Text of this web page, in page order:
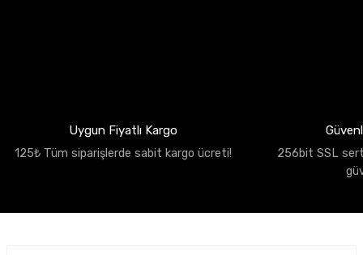
Uygun Fiyatlı Kargo
125₺ Tüm siparişlerde sabit kargo ücreti!
256bit SSL